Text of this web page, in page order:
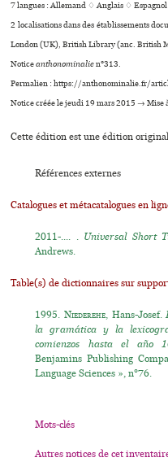
7 langues :Allemand ♢Anglais ♢
2 localisations dans des établissements
London (UK), British Library (anc. British
Noticeanthonominalien°313.
Permalien : https://anthonominalie.fr/
Notice créée le jeudi 19 mars 2015 → Mise
Cette édition est une édition
Références externes
Catalogues et métacatalogues en
2011-.... . Universal Short
Andrews.
Table(s) de dictionnaires sur
1995.Niederehe, Hans-Josef.
la gramática y la
comienzos hasta el año
Benjamins Publishing
Language Sciences », n°76.
Mots-clés
Autres notices de cet